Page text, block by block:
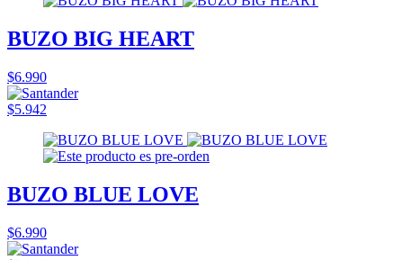
BUZO BIG HEART
$6.990
$5.942
BUZO BLUE LOVE
$6.990